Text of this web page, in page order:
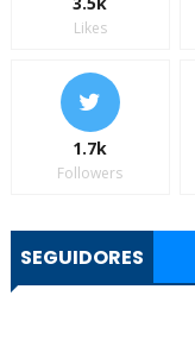
Likes
1.7k
Followers
SEGUIDORES